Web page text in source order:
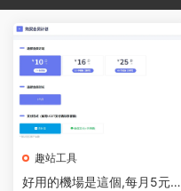
趣站工具
好用的機場是這個,每月5元機